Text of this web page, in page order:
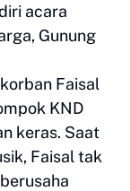
acara
Gunung
Faisal
KND
keras. Saat
Faisal tak